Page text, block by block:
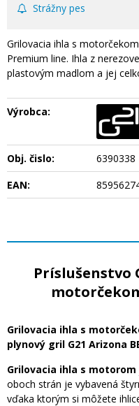
Strážny pes
Grilovacia ihla s
Premium line. Ihla z
plastovým madlom a jej
Výrobca:
Obj. čislo:
6390338
EAN:
Príslušenstvo
Grilovacia ihla s
plynový gril G21 Arizona
Grilovacia ihla s motorom
oboch strán je vybavená
vďaka ktorým si môžete